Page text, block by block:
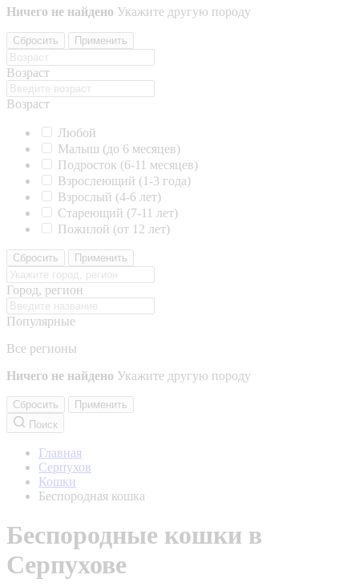
Ничего не найдено Укажите другую породу
Сбросить Применить
Возраст
Возраст
Любой
Малыш (до 6 месяцев)
Подросток (6-11 месяцев)
Взрослеющий (1-3 года)
Взрослый (4-6 лет)
Стареющий (7-11 лет)
Пожилой (от 12 лет)
Сбросить Применить
Город, регион
Популярные
Все регионы
Ничего не найдено Укажите другую породу
Сбросить
Применить
Поиск
Главная
Серпухов
Кошки
Беспородная кошка
Беспородные кошки в
Серпухове